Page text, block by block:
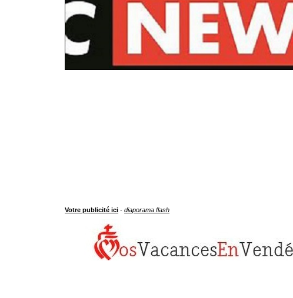
Votre publicité ici -diaporama flash